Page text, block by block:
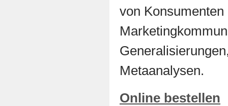
von
Metaanalysen.
Online bestellen